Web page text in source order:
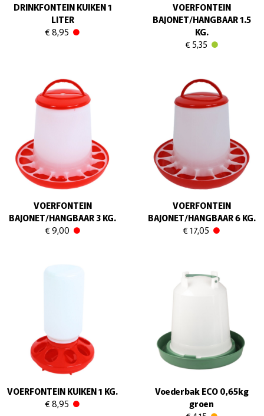
DRINKFONTEIN KUIKEN 1
LITER
€ 8,95
VOERFONTEIN
BAJONET/HANGBAAR 1.5
KG.
€ 5,35
VOERFONTEIN
BAJONET/HANGBAAR 3 KG.
€ 9,00
VOERFONTEIN
BAJONET/HANGBAAR 6 KG.
€ 17,05
VOERFONTEIN KUIKEN 1 KG.
€ 8,95
Voederbak ECO 0,65kg
groen